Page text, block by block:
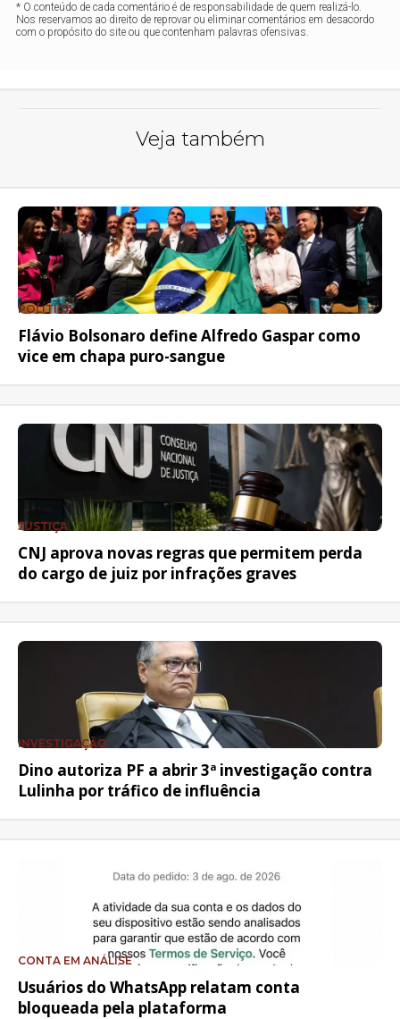
* O conteúdo de cada comentário é de responsabilidade de quem realizá-lo.
Nos reservamos ao direito de reprovar ou eliminar comentários em desacordo
com o propósito do site ou que contenham palavras ofensivas.
Veja também
POLÍTICA
Flávio Bolsonaro define Alfredo Gaspar como
vice em chapa puro-sangue
JUSTIÇA
CNJ aprova novas regras que permitem perda
do cargo de juiz por infrações graves
INVESTIGAÇÃO
Dino autoriza PF a abrir 3ª investigação contra
Lulinha por tráfico de influência
CONTA EM ANÁLISE
Usuários do WhatsApp relatam conta
bloqueada pela plataforma